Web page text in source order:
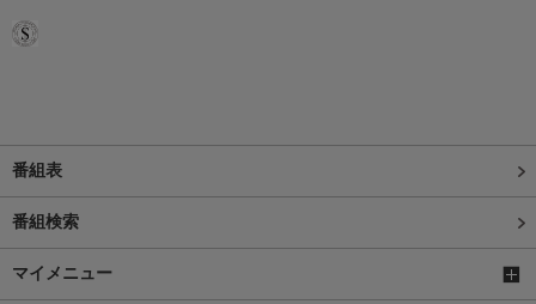
番組表
番組検索
マイメニュー